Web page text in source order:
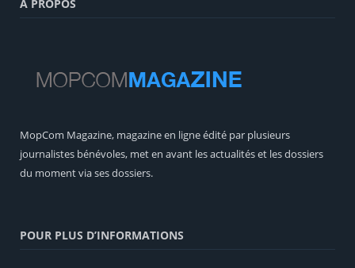
A PROPOS
MopCom Magazine, magazine en ligne édité par plusieurs
journalistes bénévoles, met en avant les actualités et les dossiers
du moment via ses dossiers.
POUR PLUS D’INFORMATIONS